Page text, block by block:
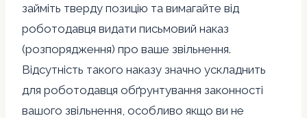
займіть тверду позицію та вимагайте від
роботодавця видати письмовий наказ
(розпорядження) про ваше звільнення.
Відсутність такого наказу значно ускладнить
для роботодавця обґрунтування законності
вашого звільнення, особливо якщо ви не